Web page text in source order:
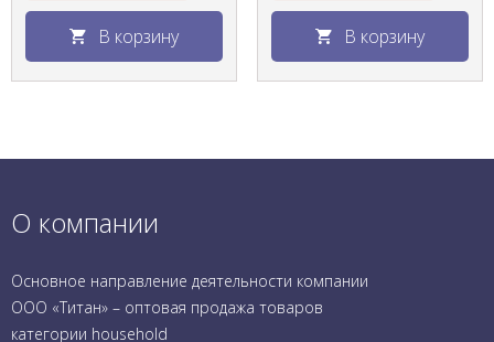
В корзину В корзину
О компании
Основное направление деятельности компании
ООО «Титан» – оптовая продажа товаров
категории household